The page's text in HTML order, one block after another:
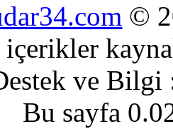
©
ve
Bu sayfa